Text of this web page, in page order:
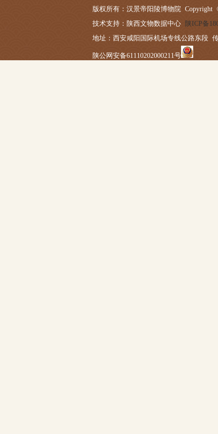
版权所有：汉景帝阳陵博物院 Copyright
技术支持：陕西文物数据中心 陕ICP备
地址：西安咸阳国际机场专线公路东段
陕公网安备61110202000211号